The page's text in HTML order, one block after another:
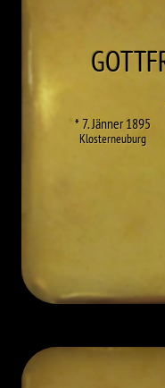
* 7. Jänner 1895
Klosterneuburg